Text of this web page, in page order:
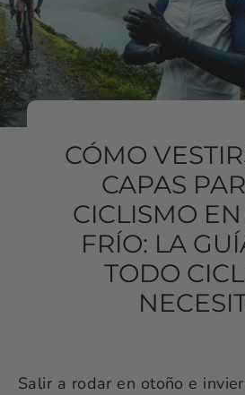
CÓMO
CAPAS
CICLISMO
FRÍO: LA
TODO
Salir a rodar en otoño e